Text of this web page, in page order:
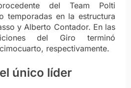
del Team Polti
temporadas en la estructura
y Alberto Contador. En las
del Giro terminó
respectivamente.
único líder